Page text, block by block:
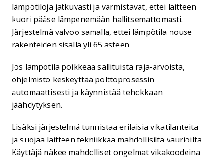
lämpötiloja jatkuvasti ja varmistavat, ettei laitteen
kuori pääse lämpenemään hallitsemattomasti.
Järjestelmä valvoo samalla, ettei lämpötila nouse
rakenteiden sisällä yli 65 asteen.
Jos lämpötila poikkeaa sallituista raja-arvoista,
ohjelmisto keskeyttää polttoprosessin
automaattisesti ja käynnistää tehokkaan
jäähdytyksen.
Lisäksi järjestelmä tunnistaa erilaisia vikatilanteita
ja suojaa laitteen tekniikkaa mahdollisilta vaurioilta.
Käyttäjä näkee mahdolliset ongelmat vikakoodeina